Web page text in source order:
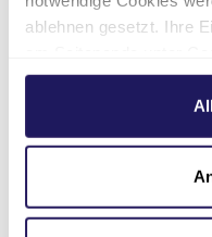
ablehnen gesetzt. Ihre
Weitere Informationen
.
Die Johannesstift
gGmbH ist eine
Angeboten der
Jugendsuchthilfe,
Mütter und ihre
Sozialarbeit an